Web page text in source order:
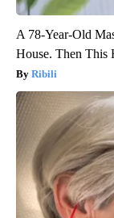
A 78-Year-Old
House. Then This
Ribili